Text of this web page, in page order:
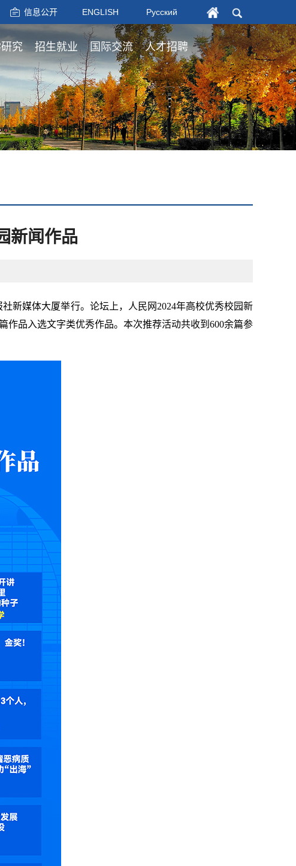
信息公开 ENGLISH Русский
究 招生就业 国际交流 人才招聘
新闻作品
新媒体大厦举行。论坛上，人民网2024年高校优秀校园新
作品入选文字类优秀作品。本次推荐活动共收到600余篇参